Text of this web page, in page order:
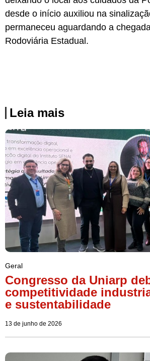
desde o início auxiliou na
permaneceu aguardando a
Rodoviária Estadual.
Leia mais
Geral
Congresso da Uniarp
competitividade
e sustentabilidade
13 de junho de 2026